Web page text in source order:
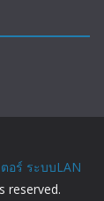
ร์ ระบบLAN
reserved.